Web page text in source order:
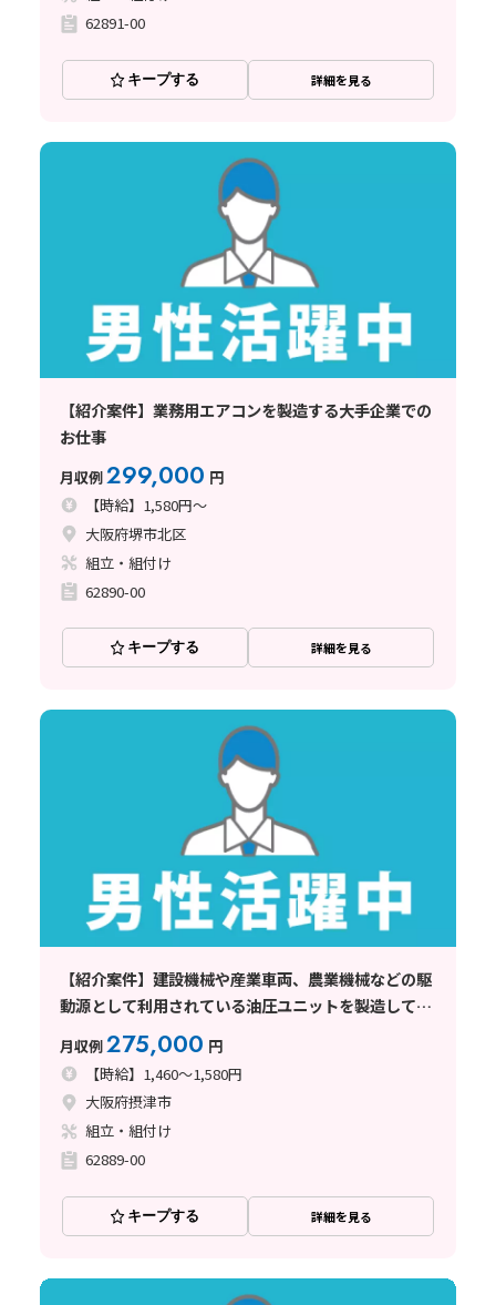
62891-00
キープする 詳細を見る
【紹介案件】業務用エアコンを製造する大手企業での
お仕事
月収例299,000 円
【時給】1,580円～
大阪府堺市北区
組立・組付け
62890-00
キープする 詳細を見る
【紹介案件】建設機械や産業車両、農業機械などの駆
動源として利用されている油圧ユニットを製造してい
月収例275,000 円
【時給】1,460～1,580円
大阪府摂津市
組立・組付け
62889-00
キープする 詳細を見る